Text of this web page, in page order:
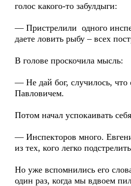
голос какого-то забулдыги:
— Пристрелили одного
даете ловить рыбу – всех
В голове проскочила мысль:
— Не дай бог, случилось, что
Павловичем.
Потом начал успокаивать
— Инспекторов много.
из тех, кого легко
Но уже вспомнились его
один раз, когда мы вдвоем